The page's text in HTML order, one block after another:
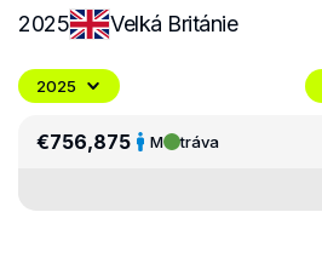
2025 Velká Británie
2025
€756,875 M tráva